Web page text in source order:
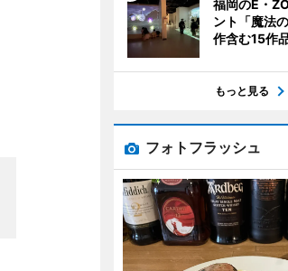
福岡のE・
ント「魔法
作含む15作
もっと見る
フォトフラッシュ